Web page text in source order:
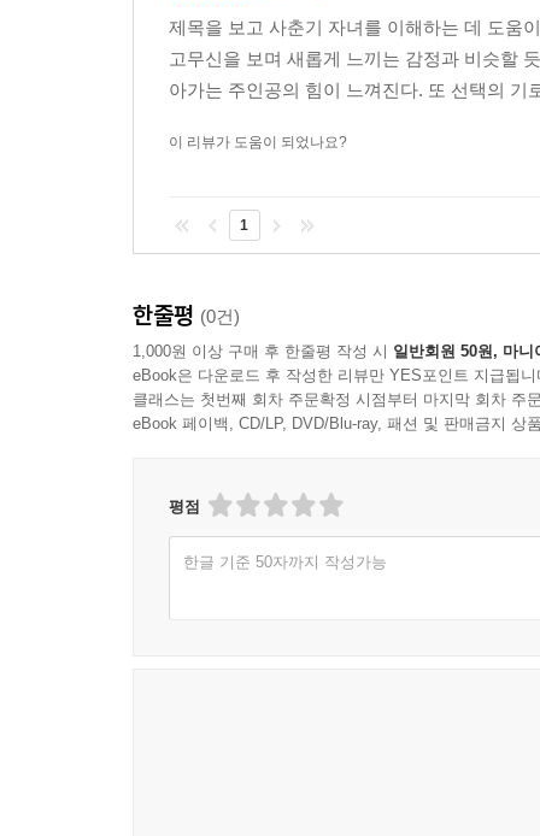
제목을 보고 사춘기 자녀를 이해하는 데 도움
고무신을 보며 새롭게 느끼는 감정과 비슷할
아가는 주인공의 힘이 느껴진다. 또 선택의
이 리뷰가 도움이 되었나요?
1
한줄평 (0건)
1,000원 이상 구매 후 한줄평 작성 시 일반회원 50원, 마니
eBook은 다운로드 후 작성한 리뷰만 YES포인트 지급됩니
클래스는 첫번째 회차 주문확정 시점부터 마지막 회차 주
eBook 페이백, CD/LP, DVD/Blu-ray, 패션 및 판매금지 상
평점
한글 기준 50자까지 작성가능